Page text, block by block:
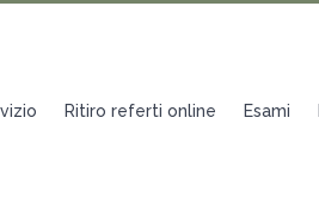
Ritiro referti online Esami